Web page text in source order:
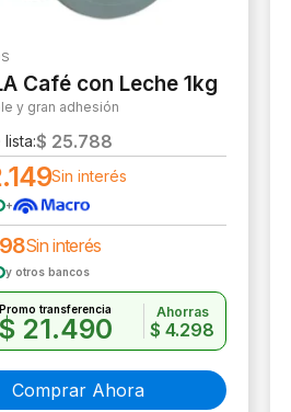
Café con Leche 1kg
y gran adhesión
$ 25.788
Sin interés
+
Sin interés
y otros bancos
Promo transferencia
$ 21.490
Ahorras
$ 4.298
Comprar Ahora